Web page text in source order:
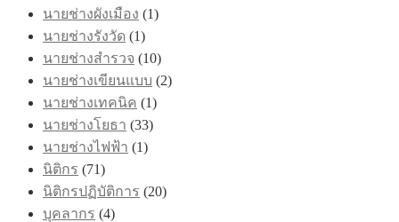
นายช่างผังเมือง (1)
นายช่างรังวัด (1)
นายช่างสำรวจ (10)
นายช่างเขียนแบบ (2)
นายช่างเทคนิค (1)
นายช่างโยธา (33)
นายช่างไฟฟ้า (1)
นิติกร (71)
นิติกรปฏิบัติการ (20)
บุคลากร (4)